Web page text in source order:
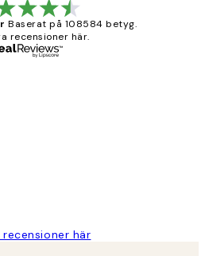
Baserat på 108584 betyg.
recensioner här.
recensioner här